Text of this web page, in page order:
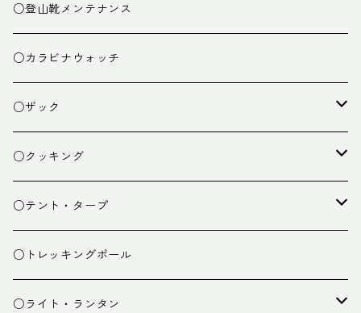
○登山靴メンテナンス
○カラビナウォッチ
○ザック
ザック
スタッフバッグ
ザック小物
○クッキング
クッカー
バーナー
カトラリー
○テント・タープ
テント
タープ
○トレッキングポール
○ライト・ランタン